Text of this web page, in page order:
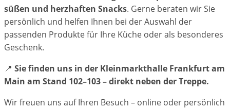
süßen und herzhaften Snacks. Gerne beraten wir Sie
persönlich und helfen Ihnen bei der Auswahl der
passenden Produkte für Ihre Küche oder als besonderes
Geschenk.
📍 Sie finden uns in der Kleinmarkthalle Frankfurt am
Main am Stand 102–103 – direkt neben der Treppe.
Wir freuen uns auf Ihren Besuch – online oder persönlich